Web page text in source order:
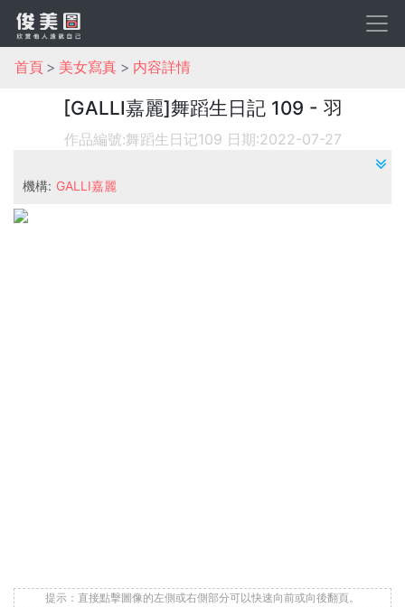
首頁 美女寫真 内容詳情
[GALLI嘉麗]舞蹈生日記 109 - 羽
作品編號:舞蹈生日记109 日期:2022-07-27
機構: GALLI嘉麗
提示：直接點擊圖像的左側或右側部分可以快速向前或向後翻頁。